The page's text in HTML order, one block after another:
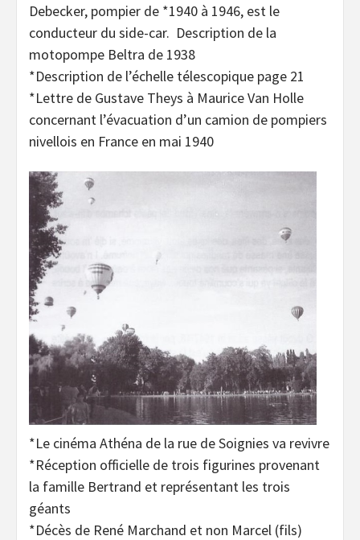
Debecker, pompier de *1940 à 1946, est le
conducteur du side-car. Description de la
motopompe Beltra de 1938
*Description de l’échelle télescopique page 21
*Lettre de Gustave Theys à Maurice Van Holle
concernant l’évacuation d’un camion de pompiers
nivellois en France en mai 1940
*Le cinéma Athéna de la rue de Soignies va revivre
*Réception officielle de trois figurines provenant
la famille Bertrand et représentant les trois
géants
*Décès de René Marchand et non Marcel (fils)